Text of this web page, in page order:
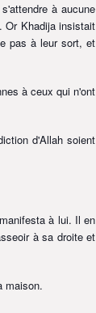
à aucune
Or Khadija insistait
pas à leur sort, et
à ceux qui n'ont
d'Allah soient
à lui. Il en
à sa droite et
maison.